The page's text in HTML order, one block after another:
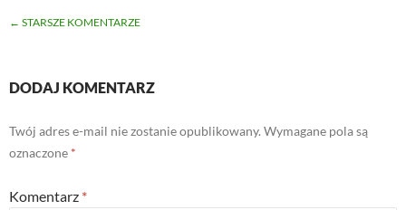
NAWIGACJA
KOMENTARZACH
← STARSZE KOMENTARZE
DODAJ KOMENTARZ
Twój adres e-mail nie zostanie opublikowany. Wymagane pola są
oznaczone *
Komentarz *